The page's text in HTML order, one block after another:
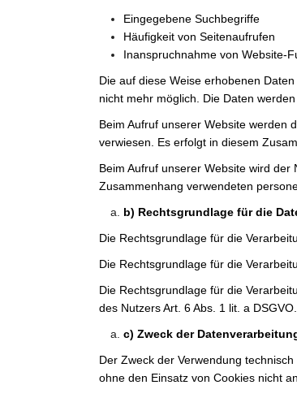
Eingegebene Suchbegriffe
Häufigkeit von Seitenaufrufen
Inanspruchnahme von Website-
Die auf diese Weise erhobenen
nicht mehr möglich. Die Daten
Beim Aufruf unserer Website werden
verwiesen. Es erfolgt in diesem
Beim Aufruf unserer Website wird
Zusammenhang verwendeten
b) Rechtsgrundlage für die
Die Rechtsgrundlage für die
Die Rechtsgrundlage für die
Die Rechtsgrundlage für die
des Nutzers Art. 6 Abs. 1 lit. a DSGVO.
c) Zweck der
Der Zweck der Verwendung
ohne den Einsatz von Cookies nicht